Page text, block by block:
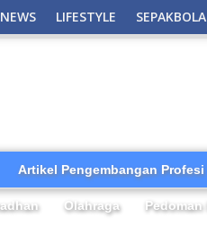
NEWS LIFESTYLE SEPAKBOLA
Artikel Pengembangan Profesi
Olahraga